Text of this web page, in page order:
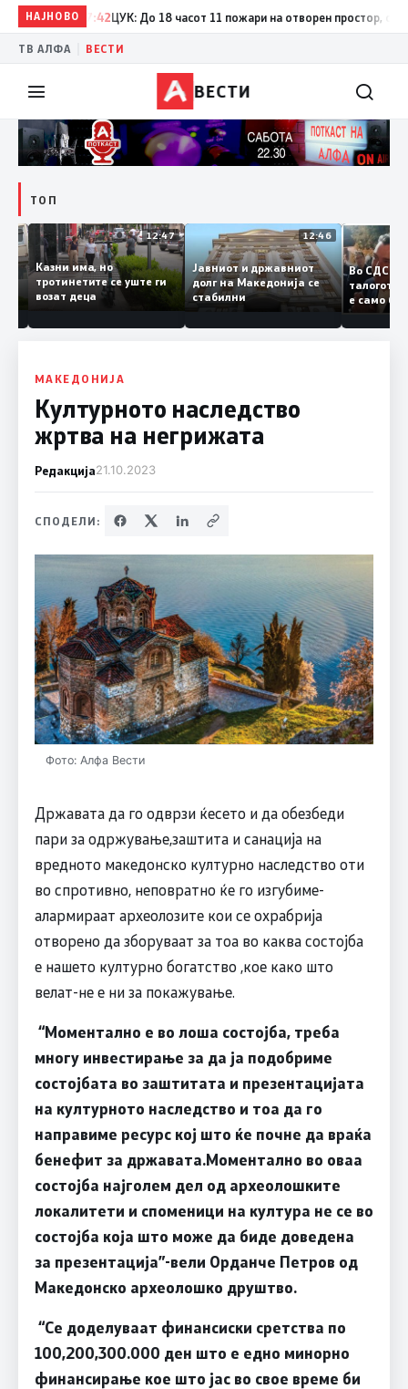
НАЈНОВО
17:42 ЦУК: До 18 часот 11 пожари на отворен простор, од кои
ТВ АЛФА ВЕСТИ
ВЕСТИ
ТОП
12:50
и
12:47
Казни има, но
тротинетите се уште ги
возат деца
12:46
Јавниот и државниот
долг на Македонија се
стабилни
Во
е само
копија
Заев
МАКЕДОНИЈА
Културното наследство
жртва на негрижата
Редакција21.10.2023
СПОДЕЛИ:
Фото: Алфа Вести
Државата да го одврзи ќесето и да обезбеди
пари за одржување,заштита и санација на
вредното македонско културно наследство оти
во спротивно, неповратно ќе го изгубиме-
алармираат археолозите кои се охрабрија
отворено да зборуваат за тоа во каква состојба
е нашето културно богатство ,кое како што
велат-не е ни за покажување.
“Моментално е во лоша состојба, треба
многу инвестирање за да ја подобриме
состојбата во заштитата и презентацијата
на културното наследство и тоа да го
направиме ресурс кој што ќе почне да враќа
бенефит за државата.Моментално во оваа
состојба најголем дел од археолошките
локалитети и споменици на култура не се во
состојба која што може да биде доведена
за презентација”-вели Орданче Петров од
Македонско археолошко друштво.
“Се доделуваат финансиски сретства по
100,200,300.000 ден што е едно минорно
финансирање кое што јас во свое време би